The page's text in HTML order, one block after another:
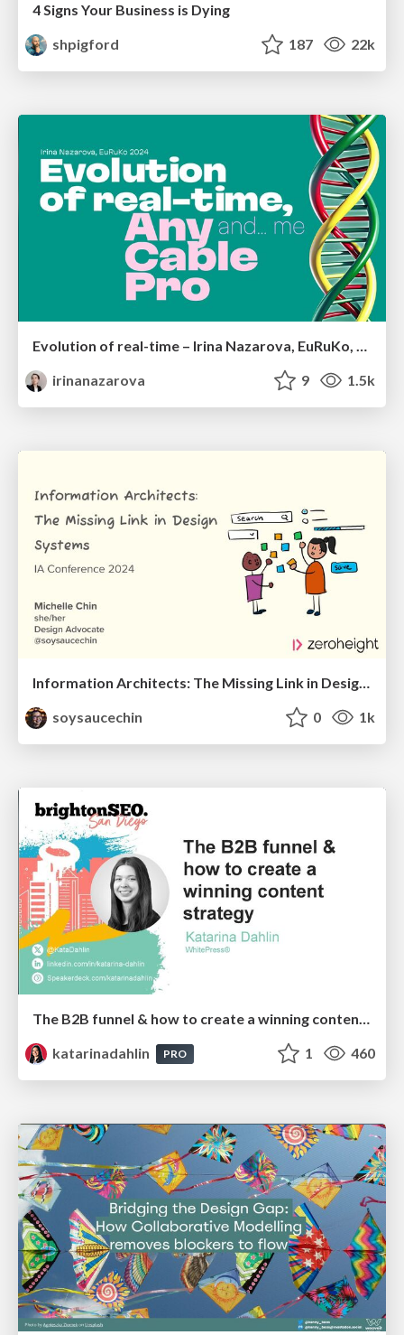
4 Signs Your Business is Dying
shpigford
187 22k
Evolution of real-time – Irina Nazarova, EuRuKo, 2024
irinanazarova
9 1.5k
Information Architects: The Missing Link in Design Systems
soysaucechin
0 1k
The B2B funnel & how to create a winning content strategy
katarinadahlin
PRO 1 460